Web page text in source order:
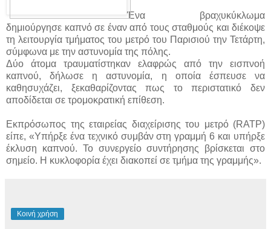
Ένα βραχυκύκλωμα
δημιούργησε καπνό σε έναν από τους σταθμούς και διέκοψε
τη λειτουργία τμήματος του μετρό του Παρισιού την Τετάρτη,
σύμφωνα με την αστυνομία της πόλης.
Δύο άτομα τραυματίστηκαν ελαφρώς από την εισπνοή
καπνού, δήλωσε η αστυνομία, η οποία έσπευσε να
καθησυχάζει, ξεκαθαρίζοντας πως το περιστατικό δεν
αποδίδεται σε τρομοκρατική επίθεση.
Εκπρόσωπος της εταιρείας διαχείρισης του μετρό (RATP)
είπε, «Υπήρξε ένα τεχνικό συμβάν στη γραμμή 6 και υπήρξε
έκλυση καπνού. Το συνεργείο συντήρησης βρίσκεται στο
σημείο. Η κυκλοφορία έχει διακοπεί σε τμήμα της γραμμής».
Κοινή χρήση